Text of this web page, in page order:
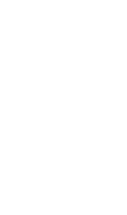
ノベーション